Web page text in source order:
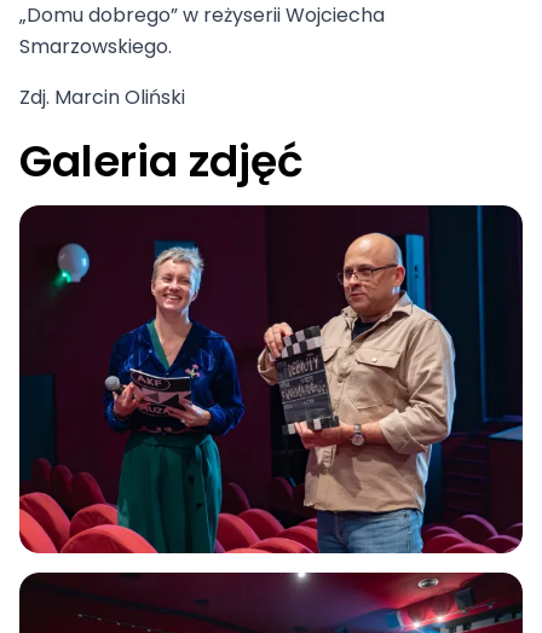
„Domu dobrego” w reżyserii Wojciecha
Smarzowskiego.
Zdj. Marcin Oliński
Galeria zdjęć